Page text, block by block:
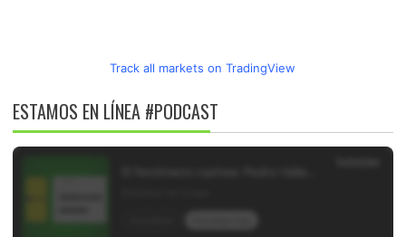
Track all markets on TradingView
ESTAMOS EN LÍNEA #PODCAST